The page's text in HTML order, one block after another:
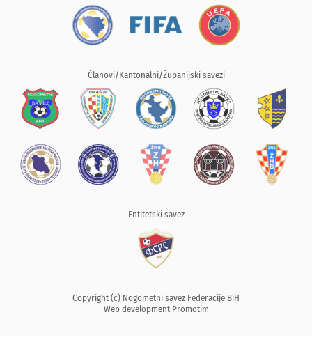
Članovi/Kantonalni/Županijski savezi
Entitetski savez
Copyright (c) Nogometni savez Federacije BiH
Web development Promotim